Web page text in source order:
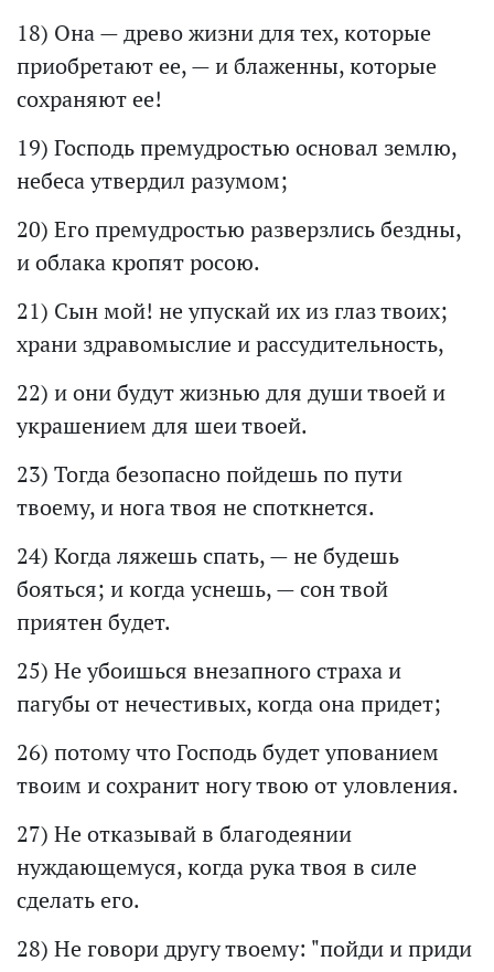
18) Она — древо жизни для тех, которые
приобретают ее, — и блаженны, которые
сохраняют ее!
19) Господь премудростью основал землю,
небеса утвердил разумом;
20) Его премудростью разверзлись бездны,
и облака кропят росою.
21) Сын мой! не упускай их из глаз твоих;
храни здравомыслие и рассудительность,
22) и они будут жизнью для души твоей и
украшением для шеи твоей.
23) Тогда безопасно пойдешь по пути
твоему, и нога твоя не споткнется.
24) Когда ляжешь спать, — не будешь
бояться; и когда уснешь, — сон твой
приятен будет.
25) Не убоишься внезапного страха и
пагубы от нечестивых, когда она придет;
26) потому что Господь будет упованием
твоим и сохранит ногу твою от уловления.
27) Не отказывай в благодеянии
нуждающемуся, когда рука твоя в силе
сделать его.
28) Не говори другу твоему: "пойди и приди